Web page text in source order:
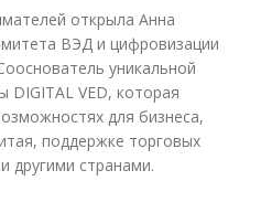
открыла Анна
ВЭД и цифровизации
уникальной
VED, которая
для бизнеса,
поддержке торговых
другими странами.